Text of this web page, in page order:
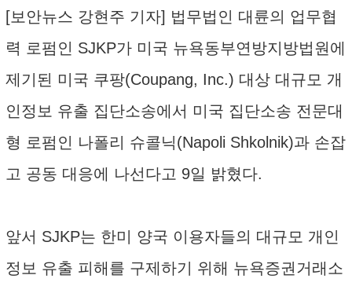
[보안뉴스 강현주 기자] 법무법인 대륜의 업무협
력 로펌인 SJKP가 미국 뉴욕동부연방지방법원에
제기된 미국 쿠팡(Coupang, Inc.) 대상 대규모 개
인정보 유출 집단소송에서 미국 집단소송 전문대
형 로펌인 나폴리 슈콜닉(Napoli Shkolnik)과 손잡
고 공동 대응에 나선다고 9일 밝혔다.
앞서 SJKP는 한미 양국 이용자들의 대규모 개인
정보 유출 피해를 구제하기 위해 뉴욕증권거래소